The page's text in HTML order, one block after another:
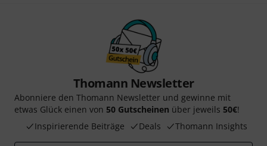
Thomann Newsletter
Abonniere den Thomann Newsletter und gewinne mit
etwas Glück einen von 50 Gutscheinen über jeweils 50€!
Inspirierende Beiträge
Deals Thomann Insights